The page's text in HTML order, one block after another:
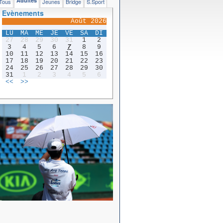
Jeunes Bridge S.Sport
Evènements
Août 2026
LU
MA ME JE VE SA
DI
27
28 29 30 31 1
2
3
4 5 6 7 8
9
10
11 12 13 14 15
16
17
18 19 20 21 22
23
24
25 26 27 28 29
30
31
1 2 3 4 5
6
<<
>>